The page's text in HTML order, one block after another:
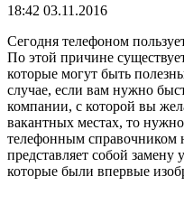
18:42 03.11.2016
Сегодня телефоном
По этой причине
которые могут быть
случае, если вам нужно
компании, с которой вы
вакантных местах, то
телефонным справочником
представляет собой
которые были впервые